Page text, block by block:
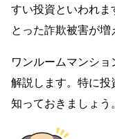
すい投資といわれま
とった詐欺被害が増
ワンルームマンシ
解説します。特に投
知っておきましょう